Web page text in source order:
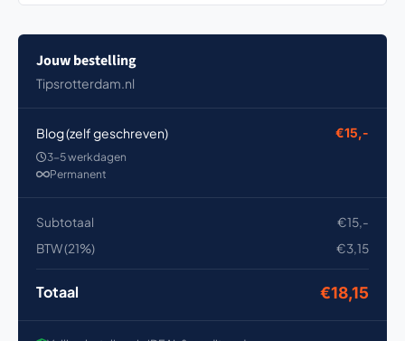
Jouw bestelling
Tipsrotterdam.nl
Blog (zelf geschreven) €15,-
3-5 werkdagen
Permanent
Subtotaal
€15,-
BTW (21%)
€3,15
Totaal €18,15